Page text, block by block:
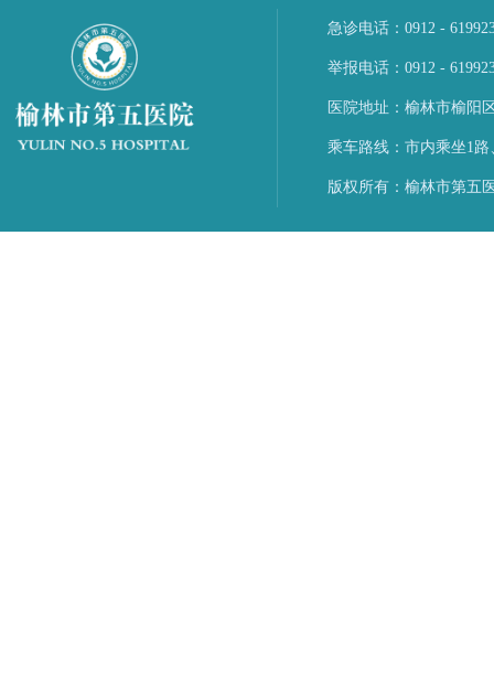
急诊电话：0912 -
举报电话：0912 -
医院地址：榆林市榆阳
乘车路线：市内乘坐1
版权所有：榆林市第五